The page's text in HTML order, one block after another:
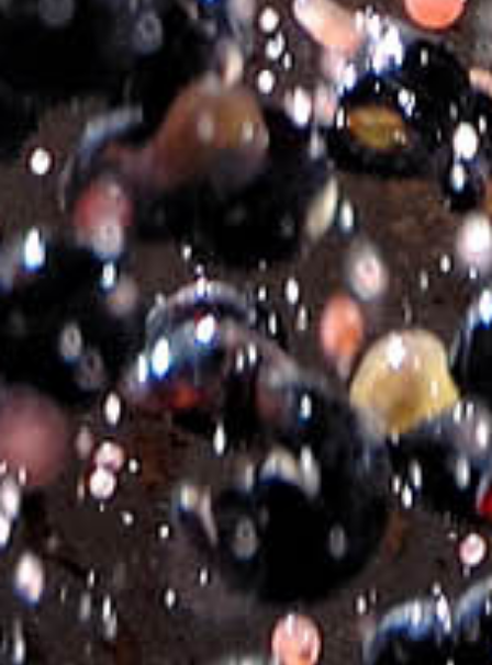
κουζίνα και πλούσιες σαλάτες.
Σερβίρεται μεταξύ:
12-13°C
Προσθήκη στο καλάθι
Επιπλέον πληροφορίες
Brand VIN DE CRETE
Ποικιλιακή
Σύνθεση
ΒΗΛΑΝΑ-ΒΙΔΙΑΝΟ
Φιάλη 750ml